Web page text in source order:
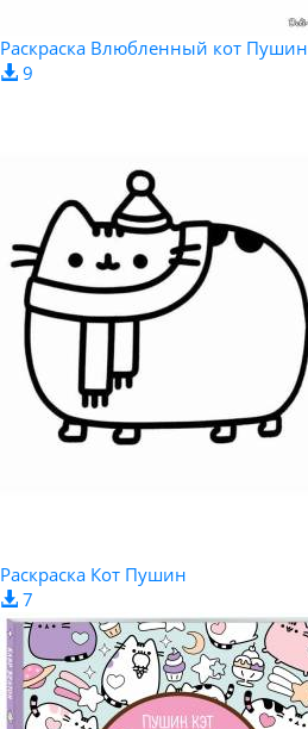
Раскраска Влюбленный кот Пушин
9
Раскраска Кот Пушин
7